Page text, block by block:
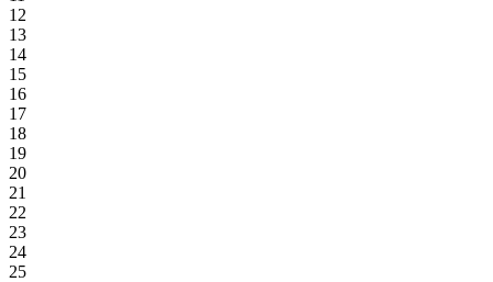
12
13
14
15
16
17
18
19
20
21
22
23
24
25